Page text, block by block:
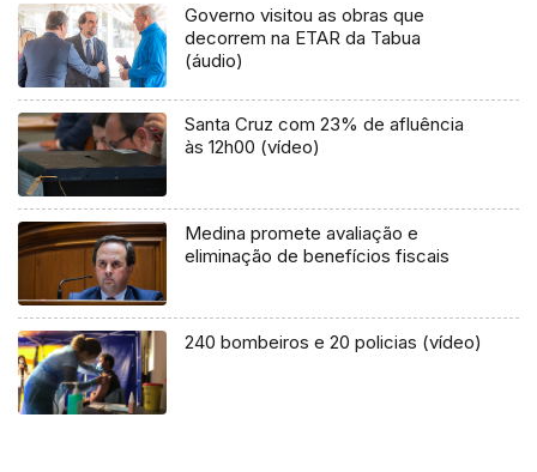
Governo visitou as obras que
decorrem na ETAR da Tabua
(áudio)
Santa Cruz com 23% de afluência
às 12h00 (vídeo)
Medina promete avaliação e
eliminação de benefícios fiscais
240 bombeiros e 20 policias (vídeo)